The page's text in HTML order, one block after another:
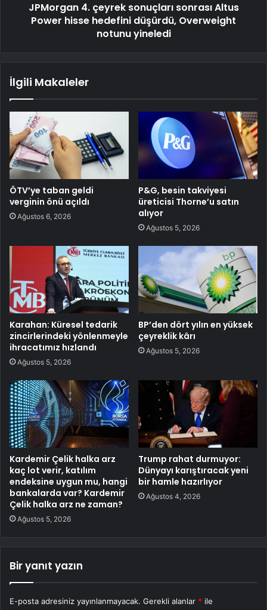
JPMorgan 4. çeyrek sonuçları sonrası Altus
Power hisse hedefini düşürdü, Overweight
notunu yineledi
İlgili Makaleler
ÖTV’ye taban geldi
verginin önü açıldı
Ağustos 6, 2026
P&G, besin takviyesi
üreticisi Thorne’u satın
alıyor
Ağustos 5, 2026
Karahan: Küresel tedarik
zincirlerindeki yönlenmeyle
ihracatımız hızlandı
Ağustos 5, 2026
BP’den dört yılın en yüksek
çeyreklik kârı
Ağustos 5, 2026
Kardemir Çelik halka arz
kaç lot verir, katılım
endeksine uygun mu, hangi
bankalarda var? Kardemir
Çelik halka arz ne zaman?
Ağustos 5, 2026
Trump rahat durmuyor:
Dünyayı karıştıracak yeni
bir hamle hazırlıyor
Ağustos 4, 2026
Bir yanıt yazın
E-posta adresiniz yayınlanmayacak. Gerekli alanlar * ile